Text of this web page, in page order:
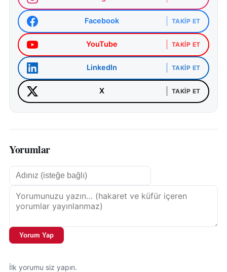
Facebook TAKIP ET
YouTube TAKIP ET
LinkedIn TAKIP ET
X TAKIP ET
Yorumlar
Yorum Yap
İlk yorumu siz yapın.